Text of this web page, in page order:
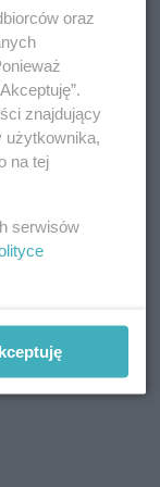
oraz
znajdujący
użytkownika,
na tej
serwisów